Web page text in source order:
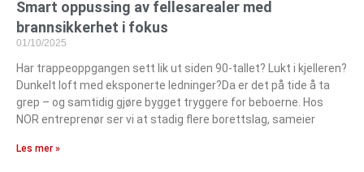
Smart oppussing av fellesarealer med
brannsikkerhet i fokus
01/10/2025
Har trappeoppgangen sett lik ut siden 90-tallet? Lukt i kjelleren?
Dunkelt loft med eksponerte ledninger?Da er det på tide å ta
grep – og samtidig gjøre bygget tryggere for beboerne. Hos
NOR entreprenør ser vi at stadig flere borettslag, sameier
Les mer »